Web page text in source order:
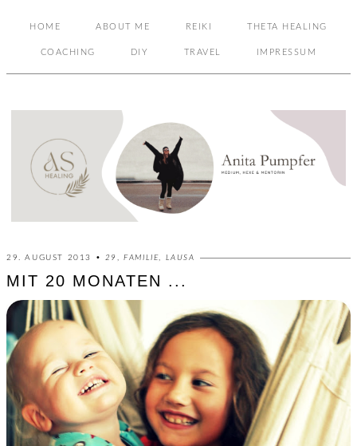
HOME ABOUT ME REIKI THETA HEALING
COACHING DIY TRAVEL IMPRESSUM
29. AUGUST 2013 • 29 ,FAMILIE LAUSA
MIT 20 MONATEN ...